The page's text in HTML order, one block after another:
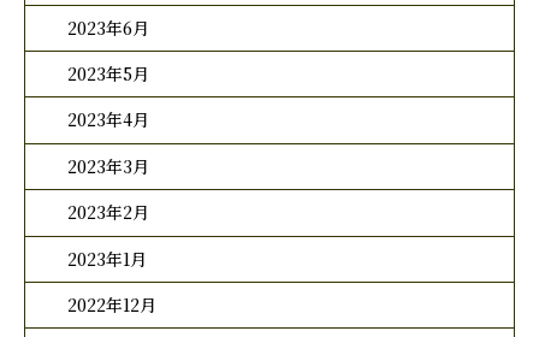
2023年6月
2023年5月
2023年4月
2023年3月
2023年2月
2023年1月
2022年12月